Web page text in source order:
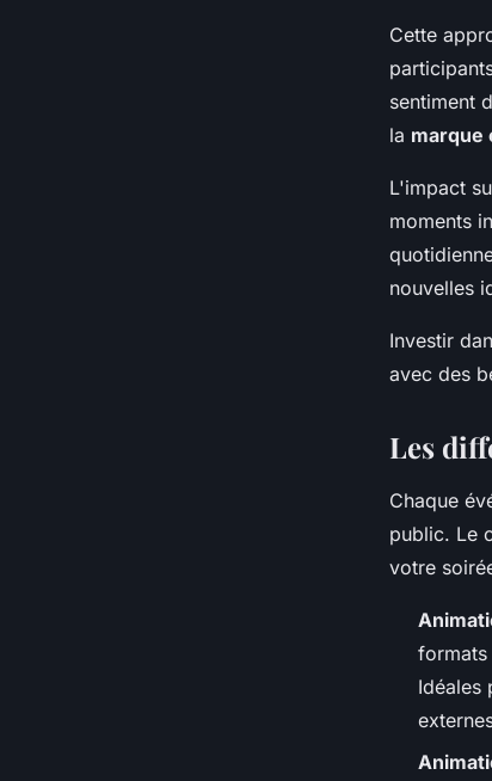
Cette
sentiment
la marque
L'impact
moments
nouvelles
Investir
avec des
Les
Chaque
public. Le
votre
formats
Idéales